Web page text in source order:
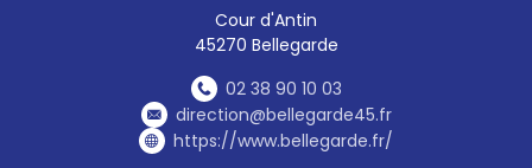
Cour d'Antin
45270 Bellegarde
02 38 90 10 03
direction@bellegarde45.fr
https://www.bellegarde.fr/